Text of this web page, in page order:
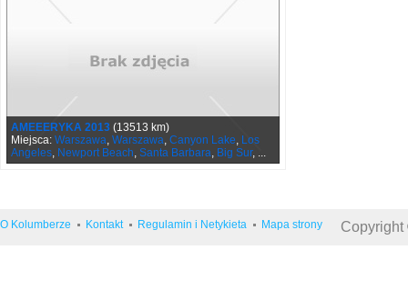
AMEEERYKA 2013 (13513 km)
Miejsca: Warszawa, Warszawa, Canyon Lake, Los
Angeles, Newport Beach, Santa Barbara, Big Sur, ...
O Kolumberze Kontakt Regulamin i Netykieta Mapa strony